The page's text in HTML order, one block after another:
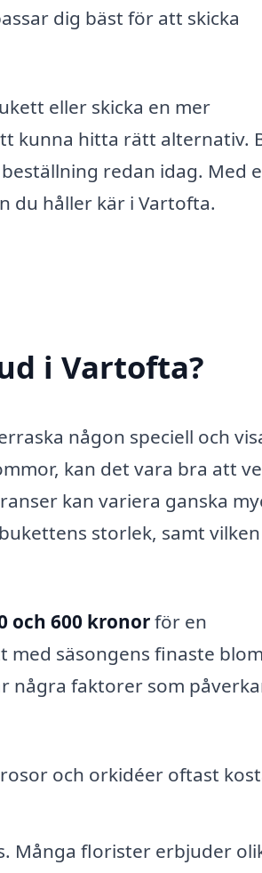
dig bäst för att skicka
eller skicka en mer
kunna hitta rätt alternativ.
redan idag. Med
du håller kär i Vartofta.
i Vartofta?
någon speciell och
kan det vara bra att
kan variera ganska
storlek, samt vilken
och 600 kronorför en
säsongens finaste
några faktorer som
och orkidéer oftast
Många florister erbjuder